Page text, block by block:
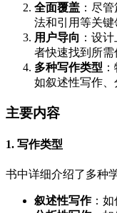
全面覆盖 ：尽
法和引用等关键
用户导向 ：设
者快速找到所需
多种写作类型
如叙述性写作、
主要内容
1. 写作类型
书中详细介绍了多种
叙述性写作：如